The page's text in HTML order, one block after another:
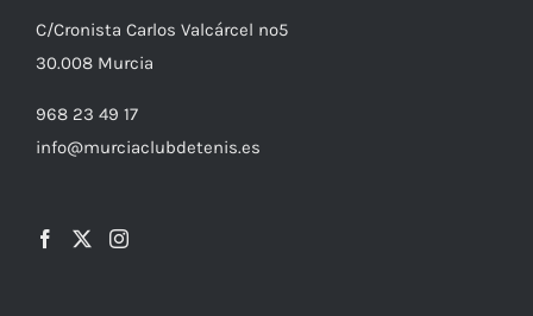
C/Cronista Carlos Valcárcel nº5
30.008 Murcia
968 23 49 17
info@murciaclubdetenis.es